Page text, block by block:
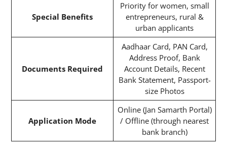
Special Benefits
Priority for women, small
entrepreneurs, rural &
urban applicants
Documents Required
Aadhaar Card, PAN Card,
Address Proof, Bank
Account Details, Recent
Bank Statement, Passport-
size Photos
Application Mode
Online (Jan Samarth Portal)
/ Offline (through nearest
bank branch)